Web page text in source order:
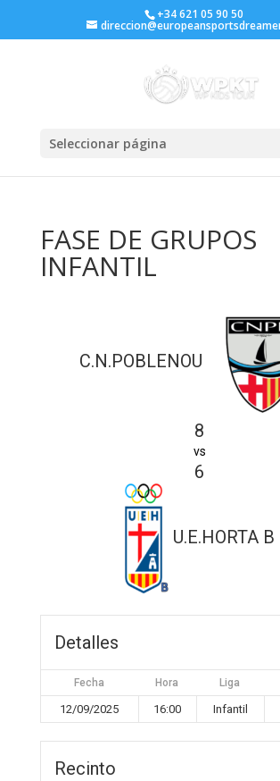
+34 621 05 90 50
Seleccionar página
FASE DE GRUPOS
INFANTIL
C.N.POBLENOU
8
vs
6
U.E.HORTA B
Detalles
Fecha Hora Liga
12/09/2025 16:00 Infantil
Recinto